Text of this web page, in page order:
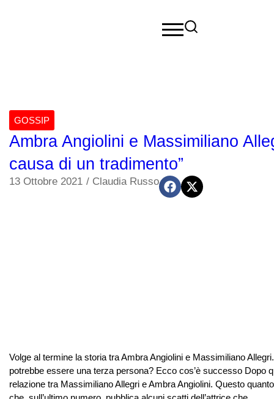
GOSSIP
Ambra Angiolini e Massimiliano
causa di un tradimento”
13 Ottobre 2021 / Claudia Russo
Volge al termine la storia tra Ambra Angiolini e Massimiliano
potrebbe essere una terza persona? Ecco cos’è successo Dopo
relazione tra Massimiliano Allegri e Ambra Angiolini. Questo